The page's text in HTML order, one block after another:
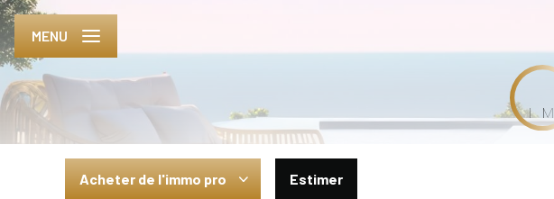
MENU
Acheter de l'immo pro Estimer